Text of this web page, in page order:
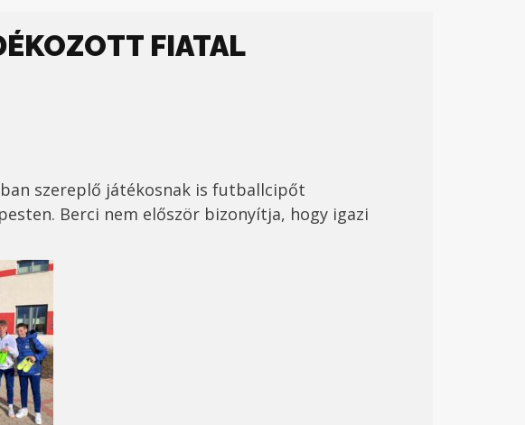
FIATAL
szereplő játékosnak is futballcipőt
Berci nem először bizonyítja, hogy igazi